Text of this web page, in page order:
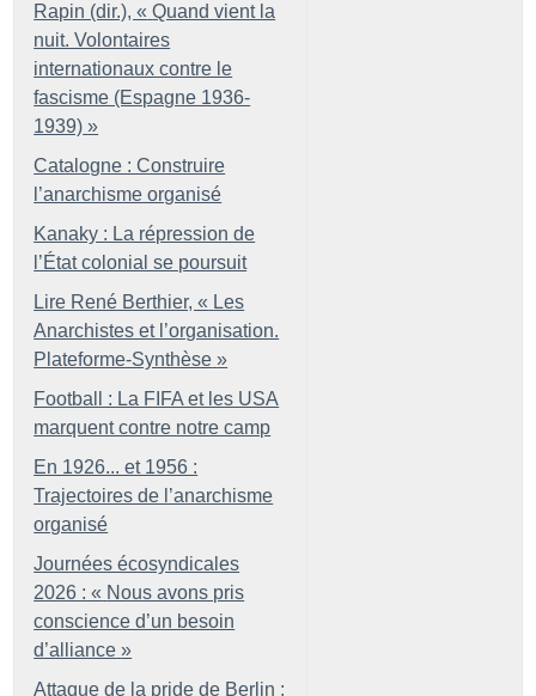
Rapin (dir.), « Quand vient la
nuit. Volontaires
internationaux contre le
fascisme (Espagne 1936-
1939) »
Catalogne : Construire
l’anarchisme organisé
Kanaky : La répression de
l’État colonial se poursuit
Lire René Berthier, « Les
Anarchistes et l’organisation.
Plateforme-Synthèse »
Football : La FIFA et les USA
marquent contre notre camp
En 1926... et 1956 :
Trajectoires de l’anarchisme
organisé
Journées écosyndicales
2026 : « Nous avons pris
conscience d’un besoin
d’alliance »
Attaque de la pride de Berlin :